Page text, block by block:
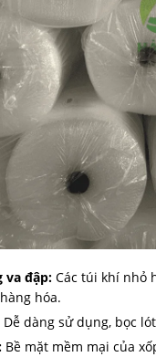
va đập: Các túi khí nhỏ
hóa.
Dễ dàng sử dụng, bọc
Bề mặt mềm mại của